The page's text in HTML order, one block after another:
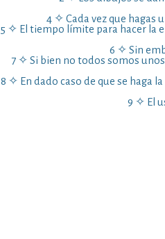
4 ✧ Cada vez que hagas
5 ✧ El tiempo límite para hacer la
6 ✧ Sin
7 ✧ Si bien no todos somos
8 ✧ En dado caso de que se haga
9 ✧ El